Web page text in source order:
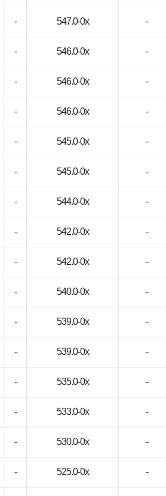
- 547.0-0x -
- 546.0-0x -
- 546.0-0x -
- 546.0-0x -
- 545.0-0x -
- 545.0-0x -
- 544.0-0x -
- 542.0-0x -
- 542.0-0x -
- 540.0-0x -
- 539.0-0x -
- 539.0-0x -
- 535.0-0x -
- 533.0-0x -
- 530.0-0x -
- 525.0-0x -